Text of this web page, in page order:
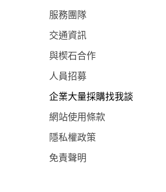
服務團隊
交通資訊
與楔石合作
人員招募
企業大量採購找我談
網站使用條款
隱私權政策
免責聲明